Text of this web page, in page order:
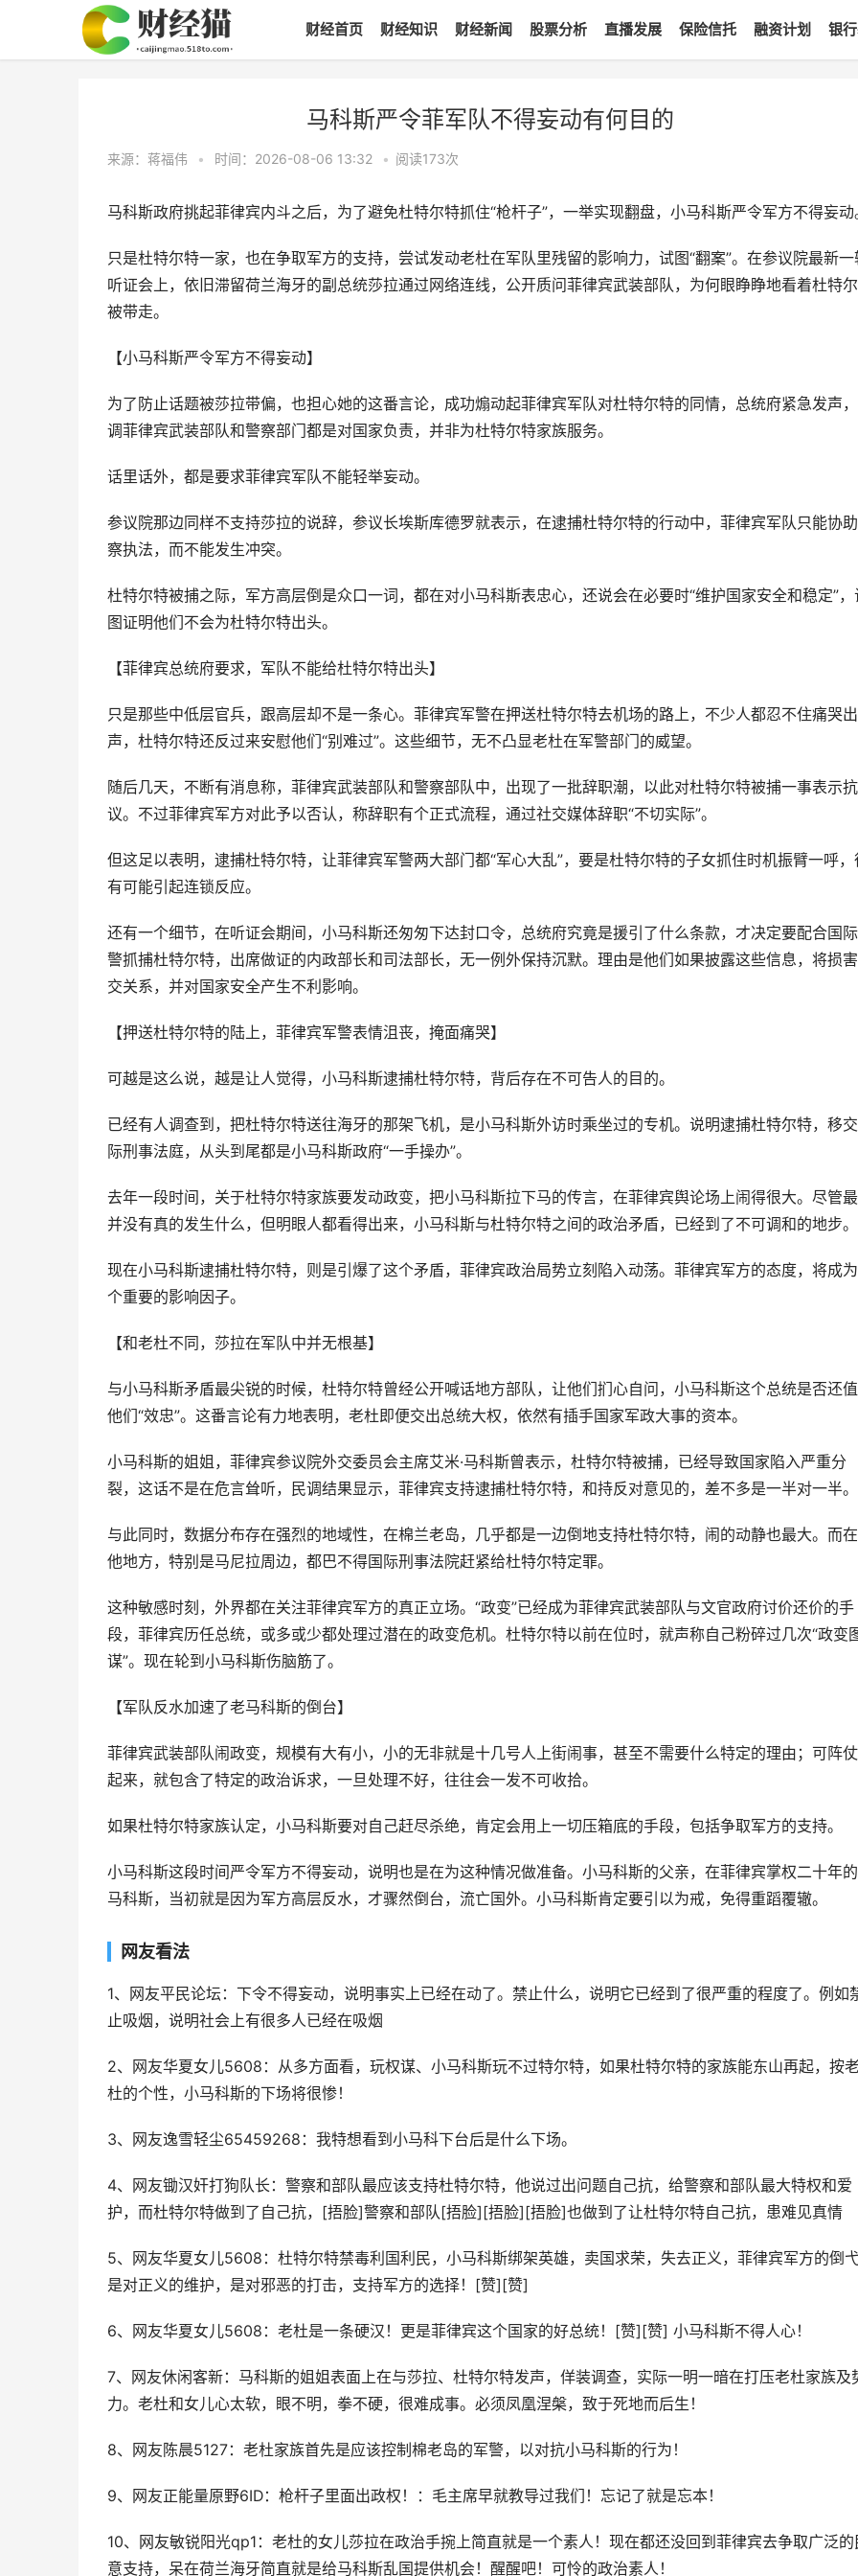
财经首页 财经知识 财经新闻 股票分析 直播发展 保险信托 融资计划 银
马科斯严令菲军队不得妄动有何目的
来源：蒋福伟 • 时间：2026-08-06 13:32 • 阅读173次
马科斯政府挑起菲律宾内斗之后，为了避免杜特尔特抓住“枪杆子”，一举实现翻盘，小马科斯严令军方不得妄动
只是杜特尔特一家，也在争取军方的支持，尝试发动老杜在军队里残留的影响力，试图“翻案”。在参议院最新一
听证会上，依旧滞留荷兰海牙的副总统莎拉通过网络连线，公开质问菲律宾武装部队，为何眼睁睁地看着杜特
被带走。
【小马科斯严令军方不得妄动】
为了防止话题被莎拉带偏，也担心她的这番言论，成功煽动起菲律宾军队对杜特尔特的同情，总统府紧急发声
调菲律宾武装部队和警察部门都是对国家负责，并非为杜特尔特家族服务。
话里话外，都是要求菲律宾军队不能轻举妄动。
参议院那边同样不支持莎拉的说辞，参议长埃斯库德罗就表示，在逮捕杜特尔特的行动中，菲律宾军队只能协
察执法，而不能发生冲突。
杜特尔特被捕之际，军方高层倒是众口一词，都在对小马科斯表忠心，还说会在必要时“维护国家安全和稳定”，
图证明他们不会为杜特尔特出头。
【菲律宾总统府要求，军队不能给杜特尔特出头】
只是那些中低层官兵，跟高层却不是一条心。菲律宾军警在押送杜特尔特去机场的路上，不少人都忍不住痛哭出
声，杜特尔特还反过来安慰他们“别难过”。这些细节，无不凸显老杜在军警部门的威望。
随后几天，不断有消息称，菲律宾武装部队和警察部队中，出现了一批辞职潮，以此对杜特尔特被捕一事表示抗
议。不过菲律宾军方对此予以否认，称辞职有个正式流程，通过社交媒体辞职“不切实际”。
但这足以表明，逮捕杜特尔特，让菲律宾军警两大部门都“军心大乱”，要是杜特尔特的子女抓住时机振臂一呼，
有可能引起连锁反应。
还有一个细节，在听证会期间，小马科斯还匆匆下达封口令，总统府究竟是援引了什么条款，才决定要配合国际
警抓捕杜特尔特，出席做证的内政部长和司法部长，无一例外保持沉默。理由是他们如果披露这些信息，将损
交关系，并对国家安全产生不利影响。
【押送杜特尔特的陆上，菲律宾军警表情沮丧，掩面痛哭】
可越是这么说，越是让人觉得，小马科斯逮捕杜特尔特，背后存在不可告人的目的。
已经有人调查到，把杜特尔特送往海牙的那架飞机，是小马科斯外访时乘坐过的专机。说明逮捕杜特尔特，移
际刑事法庭，从头到尾都是小马科斯政府“一手操办”。
去年一段时间，关于杜特尔特家族要发动政变，把小马科斯拉下马的传言，在菲律宾舆论场上闹得很大。尽管
并没有真的发生什么，但明眼人都看得出来，小马科斯与杜特尔特之间的政治矛盾，已经到了不可调和的地步。
现在小马科斯逮捕杜特尔特，则是引爆了这个矛盾，菲律宾政治局势立刻陷入动荡。菲律宾军方的态度，将成
个重要的影响因子。
【和老杜不同，莎拉在军队中并无根基】
与小马科斯矛盾最尖锐的时候，杜特尔特曾经公开喊话地方部队，让他们扪心自问，小马科斯这个总统是否还
他们“效忠”。这番言论有力地表明，老杜即便交出总统大权，依然有插手国家军政大事的资本。
小马科斯的姐姐，菲律宾参议院外交委员会主席艾米·马科斯曾表示，杜特尔特被捕，已经导致国家陷入严重分
裂，这话不是在危言耸听，民调结果显示，菲律宾支持逮捕杜特尔特，和持反对意见的，差不多是一半对一半。
与此同时，数据分布存在强烈的地域性，在棉兰老岛，几乎都是一边倒地支持杜特尔特，闹的动静也最大。而
他地方，特别是马尼拉周边，都巴不得国际刑事法院赶紧给杜特尔特定罪。
这种敏感时刻，外界都在关注菲律宾军方的真正立场。“政变”已经成为菲律宾武装部队与文官政府讨价还价的手
段，菲律宾历任总统，或多或少都处理过潜在的政变危机。杜特尔特以前在位时，就声称自己粉碎过几次“政变
谋”。现在轮到小马科斯伤脑筋了。
【军队反水加速了老马科斯的倒台】
菲律宾武装部队闹政变，规模有大有小，小的无非就是十几号人上街闹事，甚至不需要什么特定的理由；可阵
起来，就包含了特定的政治诉求，一旦处理不好，往往会一发不可收拾。
如果杜特尔特家族认定，小马科斯要对自己赶尽杀绝，肯定会用上一切压箱底的手段，包括争取军方的支持。
小马科斯这段时间严令军方不得妄动，说明也是在为这种情况做准备。小马科斯的父亲，在菲律宾掌权二十年
马科斯，当初就是因为军方高层反水，才骤然倒台，流亡国外。小马科斯肯定要引以为戒，免得重蹈覆辙。
网友看法
1、网友平民论坛：下令不得妄动，说明事实上已经在动了。禁止什么，说明它已经到了很严重的程度了。例如
止吸烟，说明社会上有很多人已经在吸烟
2、网友华夏女儿5608：从多方面看，玩权谋、小马科斯玩不过特尔特，如果杜特尔特的家族能东山再起，按
杜的个性，小马科斯的下场将很惨！
3、网友逸雪轻尘65459268：我特想看到小马科下台后是什么下场。
4、网友锄汉奸打狗队长：警察和部队最应该支持杜特尔特，他说过出问题自己抗，给警察和部队最大特权和爱
护，而杜特尔特做到了自己抗，[捂脸]警察和部队[捂脸][捂脸][捂脸]也做到了让杜特尔特自己抗，患难见真情
5、网友华夏女儿5608：杜特尔特禁毒利国利民，小马科斯绑架英雄，卖国求荣，失去正义，菲律宾军方的倒
是对正义的维护，是对邪恶的打击，支持军方的选择！[赞][赞]
6、网友华夏女儿5608：老杜是一条硬汉！更是菲律宾这个国家的好总统！[赞][赞] 小马科斯不得人心！
7、网友休闲客新：马科斯的姐姐表面上在与莎拉、杜特尔特发声，佯装调查，实际一明一暗在打压老杜家族及
力。老杜和女儿心太软，眼不明，拳不硬，很难成事。必须凤凰涅槃，致于死地而后生！
8、网友陈晨5127：老杜家族首先是应该控制棉老岛的军警，以对抗小马科斯的行为！
9、网友正能量原野6ID：枪杆子里面出政权！：毛主席早就教导过我们！忘记了就是忘本！
10、网友敏锐阳光qp1：老杜的女儿莎拉在政治手捥上简直就是一个素人！现在都还没回到菲律宾去争取广泛的
意支持，呆在荷兰海牙简直就是给马科斯乱国提供机会！醒醒吧！可怜的政治素人！